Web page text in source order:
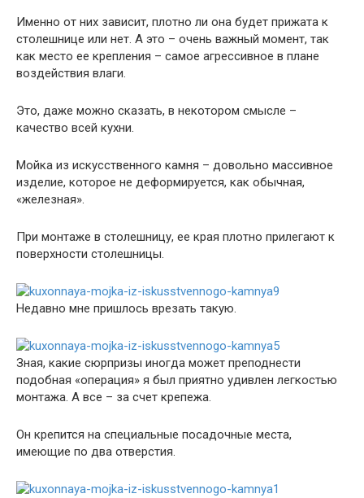
Именно от них зависит, плотно ли она будет прижата к
столешнице или нет. А это – очень важный момент, так
как место ее крепления – самое агрессивное в плане
воздействия влаги.
Это, даже можно сказать, в некотором смысле –
качество всей кухни.
Мойка из искусственного камня – довольно массивное
изделие, которое не деформируется, как обычная,
«железная».
При монтаже в столешницу, ее края плотно прилегают к
поверхности столешницы.
Недавно мне пришлось врезать такую.
Зная, какие сюрпризы иногда может преподнести
подобная «операция» я был приятно удивлен легкостью
монтажа. А все – за счет крепежа.
Он крепится на специальные посадочные места,
имеющие по два отверстия.